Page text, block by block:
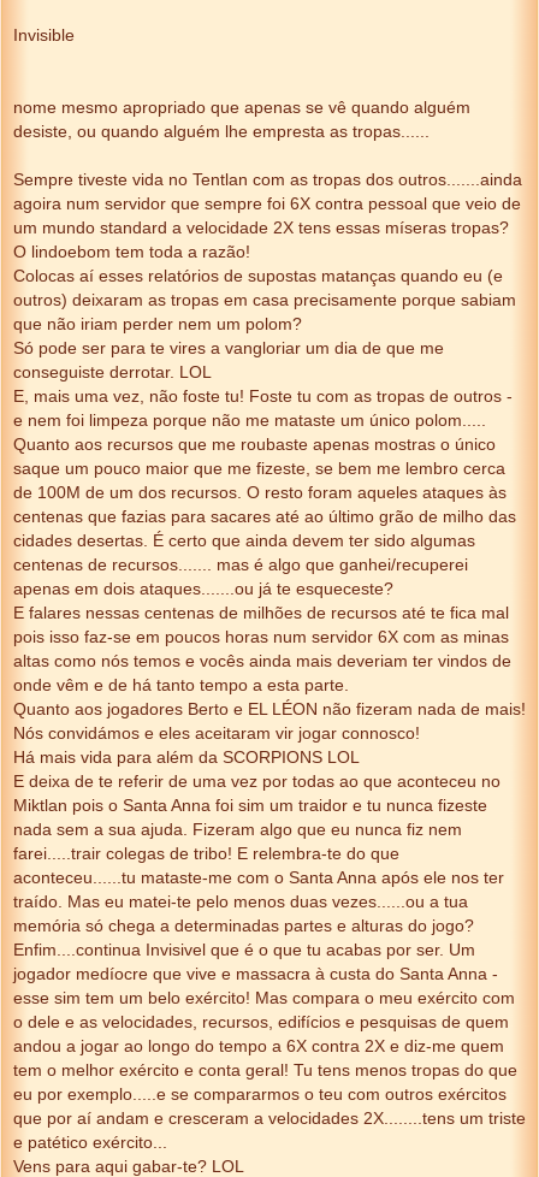
Invisible
nome mesmo apropriado que apenas se vê quando alguém
desiste, ou quando alguém lhe empresta as tropas......
Sempre tiveste vida no Tentlan com as tropas dos outros.......ainda
agoira num servidor que sempre foi 6X contra pessoal que veio de
um mundo standard a velocidade 2X tens essas míseras tropas?
O lindoebom tem toda a razão!
Colocas aí esses relatórios de supostas matanças quando eu (e
outros) deixaram as tropas em casa precisamente porque sabiam
que não iriam perder nem um polom?
Só pode ser para te vires a vangloriar um dia de que me
conseguiste derrotar. LOL
E, mais uma vez, não foste tu! Foste tu com as tropas de outros -
e nem foi limpeza porque não me mataste um único polom.....
Quanto aos recursos que me roubaste apenas mostras o único
saque um pouco maior que me fizeste, se bem me lembro cerca
de 100M de um dos recursos. O resto foram aqueles ataques às
centenas que fazias para sacares até ao último grão de milho das
cidades desertas. É certo que ainda devem ter sido algumas
centenas de recursos....... mas é algo que ganhei/recuperei
apenas em dois ataques.......ou já te esqueceste?
E falares nessas centenas de milhões de recursos até te fica mal
pois isso faz-se em poucos horas num servidor 6X com as minas
altas como nós temos e vocês ainda mais deveriam ter vindos de
onde vêm e de há tanto tempo a esta parte.
Quanto aos jogadores Berto e EL LÉON não fizeram nada de mais!
Nós convidámos e eles aceitaram vir jogar connosco!
Há mais vida para além da SCORPIONS LOL
E deixa de te referir de uma vez por todas ao que aconteceu no
Miktlan pois o Santa Anna foi sim um traidor e tu nunca fizeste
nada sem a sua ajuda. Fizeram algo que eu nunca fiz nem
farei.....trair colegas de tribo! E relembra-te do que
aconteceu......tu mataste-me com o Santa Anna após ele nos ter
traído. Mas eu matei-te pelo menos duas vezes......ou a tua
memória só chega a determinadas partes e alturas do jogo?
Enfim....continua Invisivel que é o que tu acabas por ser. Um
jogador medíocre que vive e massacra à custa do Santa Anna -
esse sim tem um belo exército! Mas compara o meu exército com
o dele e as velocidades, recursos, edifícios e pesquisas de quem
andou a jogar ao longo do tempo a 6X contra 2X e diz-me quem
tem o melhor exército e conta geral! Tu tens menos tropas do que
eu por exemplo.....e se compararmos o teu com outros exércitos
que por aí andam e cresceram a velocidades 2X........tens um triste
e patético exército...
Vens para aqui gabar-te? LOL